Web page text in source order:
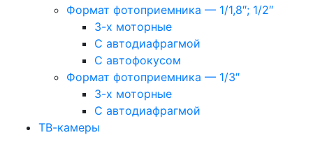
Формат фотоприемника — 1/1,8″; 1/2″
3-х моторные
С автодиафрагмой
С автофокусом
Формат фотоприемника — 1/3″
3-х моторные
С автодиафрагмой
ТВ-камеры